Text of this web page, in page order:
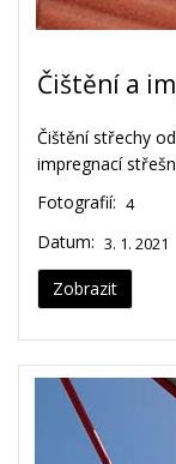
Čištění a
Čištění střechy
impregnací
Fotografií: 4
Datum: 3. 1. 2021
Zobrazit